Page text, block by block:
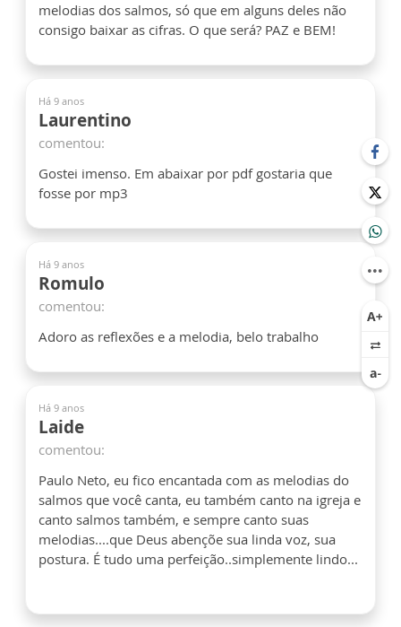
melodias dos salmos, só que em alguns deles não
consigo baixar as cifras. O que será? PAZ e BEM!
Há 9 anos
Laurentino
comentou:
Gostei imenso. Em abaixar por pdf gostaria que
fosse por mp3
Há 9 anos
Romulo
comentou:
Adoro as reflexões e a melodia, belo trabalho
Há 9 anos
Laide
comentou:
Paulo Neto, eu fico encantada com as melodias do
salmos que você canta, eu também canto na igreja e
canto salmos também, e sempre canto suas
melodias....que Deus abençõe sua linda voz, sua
postura. É tudo uma perfeição..simplemente lindo...